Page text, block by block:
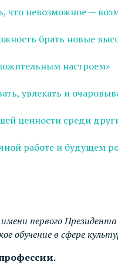
что невозможное —
брать новые
настроем»
увлекать и
ценности среди
работе и будущем
первого
обучение в сфере